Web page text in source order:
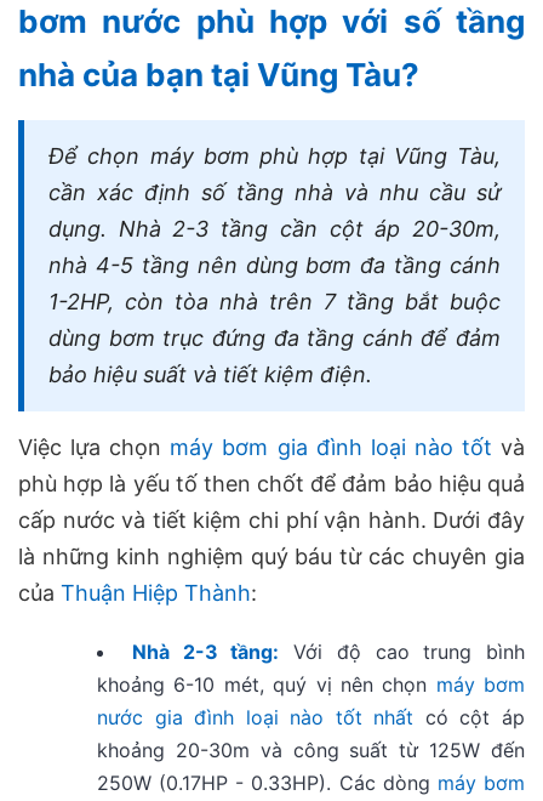
bơm nước phù hợp với số tầng
nhà của bạn tại Vũng Tàu?
Để chọn máy bơm phù hợp tại Vũng Tàu,
cần xác định số tầng nhà và nhu cầu sử
dụng. Nhà 2-3 tầng cần cột áp 20-30m,
nhà 4-5 tầng nên dùng bơm đa tầng cánh
1-2HP, còn tòa nhà trên 7 tầng bắt buộc
dùng bơm trục đứng đa tầng cánh để đảm
bảo hiệu suất và tiết kiệm điện.
Việc lựa chọn máy bơm gia đình loại nào tốt và
phù hợp là yếu tố then chốt để đảm bảo hiệu quả
cấp nước và tiết kiệm chi phí vận hành. Dưới đây
là những kinh nghiệm quý báu từ các chuyên gia
của Thuận Hiệp Thành:
Nhà 2-3 tầng: Với độ cao trung bình
khoảng 6-10 mét, quý vị nên chọn máy bơm
nước gia đình loại nào tốt nhất có cột áp
khoảng 20-30m và công suất từ 125W đến
250W (0.17HP - 0.33HP). Các dòng máy bơm